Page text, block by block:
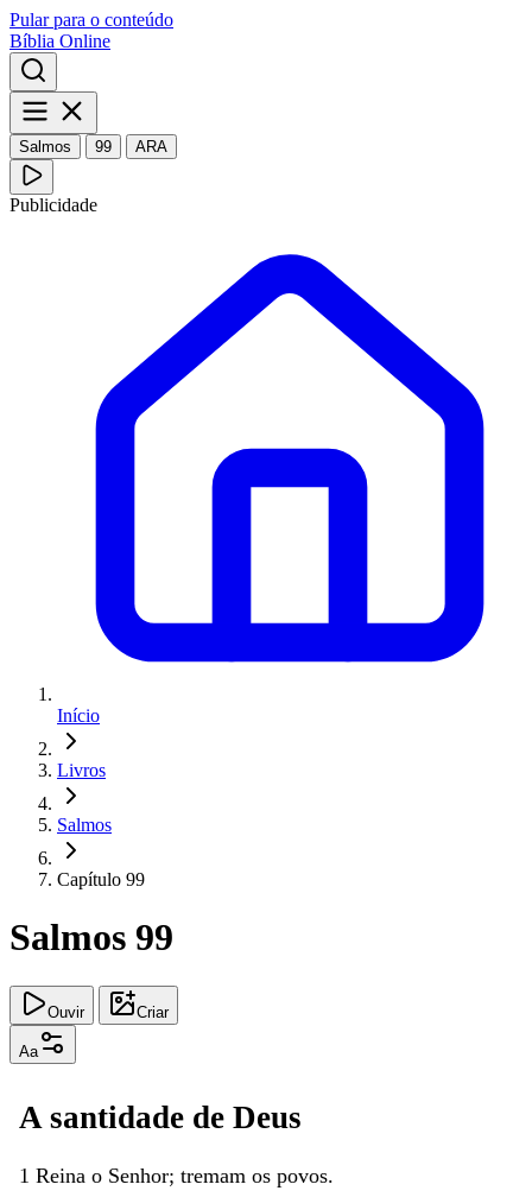
Pular para o conteúdo
Bíblia Online
Salmos 99 ARA
Publicidade
Início
Livros
Salmos
Capítulo 99
Salmos 99
Ouvir Criar
Aa
A santidade de Deus
1 Reina o Senhor; tremam os povos.